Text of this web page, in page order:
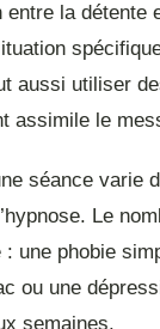
entre la détente
aussi utiliser
assimile le
séance varie
Le
: une phobie
ou une
semaines.